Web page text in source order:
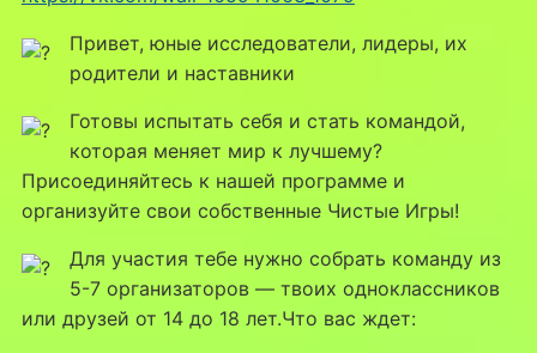
Привет, юные исследователи, лидеры, их
родители и наставники
Готовы испытать себя и стать командой,
которая меняет мир к лучшему?
Присоединяйтесь к нашей программе и
организуйте свои собственные Чистые Игры!
Для участия тебе нужно собрать команду из
5-7 организаторов — твоих одноклассников
или друзей от 14 до 18 лет.Что вас ждет: